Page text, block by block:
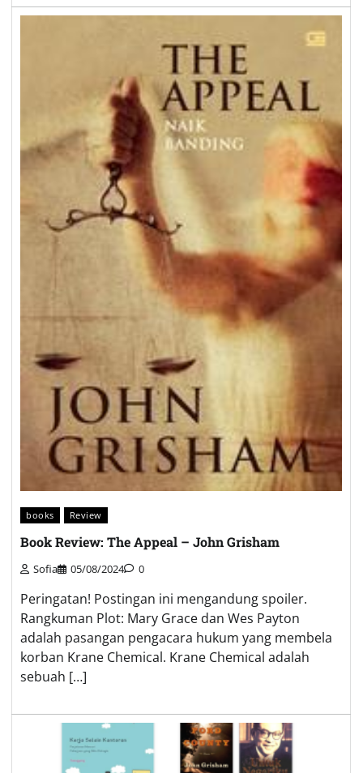
books Review
Book Review: The Appeal – John Grisham
Sofia 05/08/2024 0
Peringatan! Postingan ini mengandung spoiler.
Rangkuman Plot: Mary Grace dan Wes Payton
adalah pasangan pengacara hukum yang membela
korban Krane Chemical. Krane Chemical adalah
sebuah […]